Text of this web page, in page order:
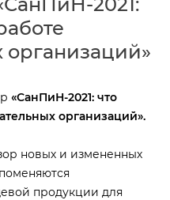
организаций»
«СанПиН-2021: что
организаций».
новых и измененных
продукции для